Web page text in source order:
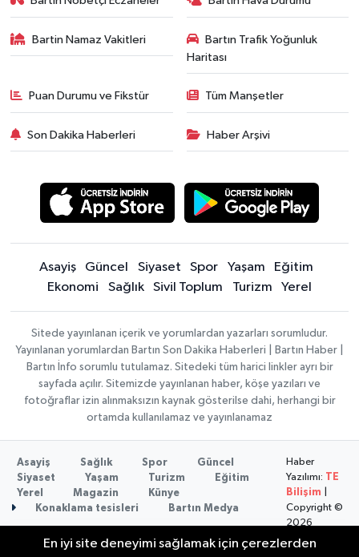
Bartin Namaz Vakitleri
Bartın Trafik Yoğunluk
Haritası
Puan Durumu ve Fikstür Tüm Manşetler
Son Dakika Haberleri Haber Arşivi
Asayiş Güncel Siyaset Spor Yaşam
Eğitim
Ekonomi
Sağlık Sivil Toplum Turizm Yerel
Sitede yayınlanan içerik ve yorumlardan yazarları sorumludur.
Yayınlanan yorumlardan Bartın Son Dakika Haberleri | Bartın Haber |
Bartın İnfo sorumlu tutulamaz. Sitedeki tüm harici linkler ayrı bir
sayfada açılır. Sitemizde yayınlanan haber, köşe yazıları ve
fotoğraflar izin alınmaksızın kaynak gösterilse dahi, herhangi bir
ortamda kullanılamaz ve yayınlanamaz
Asayiş Sağlık Spor
Güncel
Siyaset
Yaşam Turizm
Eğitim
Yerel
Magazin
Künye
Konaklama tesisleri
Bartın Medya
Haber
Yazılımı: TE
Bilişim
Copyright ©
2026
En iyi site deneyimi sağlamak için çerezlerden